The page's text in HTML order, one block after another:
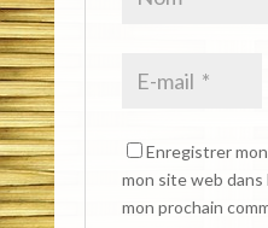
Enregistrer
mon site web
mon prochain